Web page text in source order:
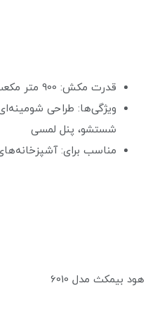
قدرت مکش: 900 متر مکعب در ساعت
ویژگی‌ها: طراحی
شستشو، پنل لمسی
مناسب برای:
هود بیمکث مدل 6010